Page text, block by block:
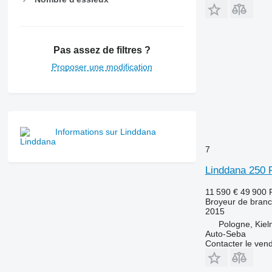
Pas assez de filtres ?
Proposer une modification
Informations sur Linddana
7
Linddana 250
11 590 € 49 900
Broyeur de
2015
Pologne,
Auto-Seba
Contacter le